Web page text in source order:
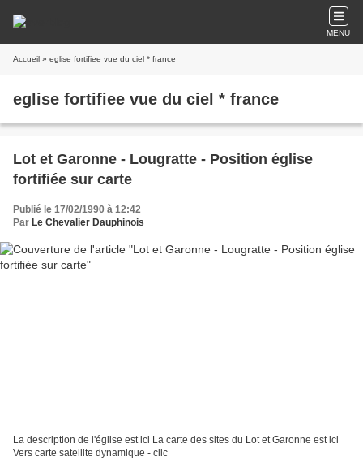
MENU
Accueil » eglise fortifiee vue du ciel * france
eglise fortifiee vue du ciel * france
Lot et Garonne - Lougratte - Position église
fortifiée sur carte
Publié le 17/02/1990 à 12:42
Par Le Chevalier Dauphinois
La description de l'église est ici La carte des sites du Lot et Garonne est ici
Vers carte satellite dynamique - clic